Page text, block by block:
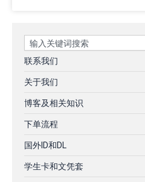
Search
联系我们
关于我们
博客及相关知识
下单流程
国外ID和DL
学生卡和文凭套